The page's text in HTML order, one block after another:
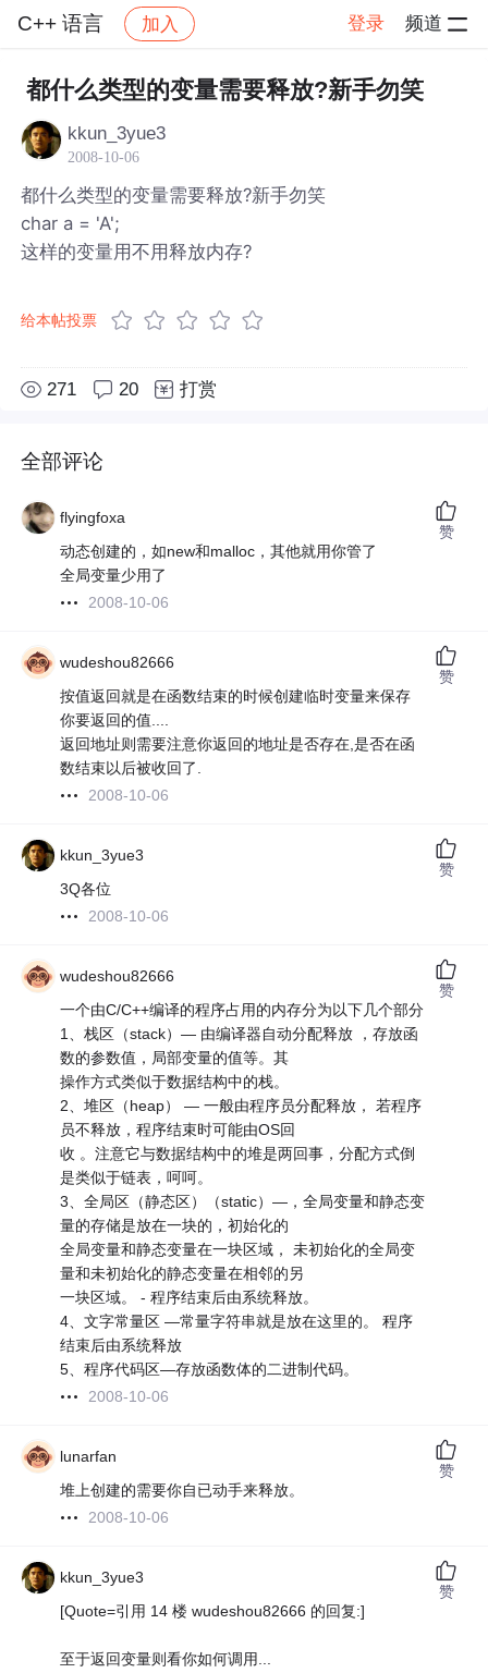
C++ 语言 加入 登录 频道
社区 C++ 语言 帖子详情
都什么类型的变量需要释放?新手勿笑
kkun_3yue3
2008-10-06
都什么类型的变量需要释放?新手勿笑
char a = 'A';
这样的变量用不用释放内存?
给本帖投票
271 20 打赏
全部评论
flyingfoxa
动态创建的，如new和malloc，其他就用你管了
全局变量少用了
2008-10-06
赞
wudeshou82666
按值返回就是在函数结束的时候创建临时变量来保存
你要返回的值....
返回地址则需要注意你返回的地址是否存在,是否在函
数结束以后被收回了.
2008-10-06
赞
kkun_3yue3
3Q各位
2008-10-06
赞
wudeshou82666
一个由C/C++编译的程序占用的内存分为以下几个部分
1、栈区（stack）— 由编译器自动分配释放 ，存放函
数的参数值，局部变量的值等。其
操作方式类似于数据结构中的栈。
2、堆区（heap） — 一般由程序员分配释放， 若程序
员不释放，程序结束时可能由OS回
收 。注意它与数据结构中的堆是两回事，分配方式倒
是类似于链表，呵呵。
3、全局区（静态区）（static）—，全局变量和静态变
量的存储是放在一块的，初始化的
全局变量和静态变量在一块区域， 未初始化的全局变
量和未初始化的静态变量在相邻的另
一块区域。 - 程序结束后由系统释放。
4、文字常量区 —常量字符串就是放在这里的。 程序
结束后由系统释放
5、程序代码区—存放函数体的二进制代码。
2008-10-06
赞
lunarfan
堆上创建的需要你自已动手来释放。
2008-10-06
赞
kkun_3yue3
[Quote=引用 14 楼 wudeshou82666 的回复:]
至于返回变量则看你如何调用...
赞